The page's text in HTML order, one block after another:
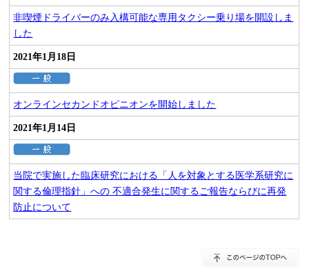
非喫煙ドライバーのみ入構可能な専用タクシー乗り場を開設しま
した
2021年1月18日
オンラインセカンドオピニオンを開始しました
2021年1月14日
当院で実施した臨床研究における「人を対象とする医学系研究に
関する倫理指針」への 不適合発生に関するご報告ならびに再発
防止について